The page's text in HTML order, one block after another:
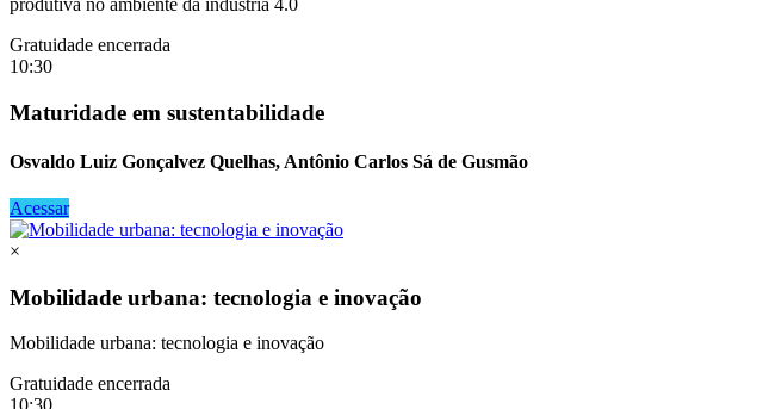
Gratuidade encerrada
10:30
Maturidade em sustentabilidade
Osvaldo Luiz Gonçalvez Quelhas, Antônio Carlos Sá de Gusmão
Acessar
×
Mobilidade urbana: tecnologia e inovação
Mobilidade urbana: tecnologia e inovação
Gratuidade encerrada